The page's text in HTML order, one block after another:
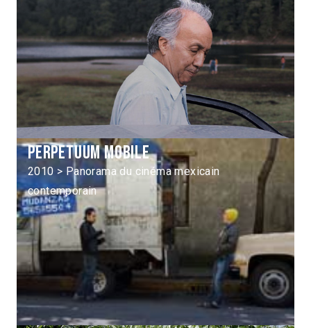
Perpetuum mobile
2010 > Panorama du cinéma mexicain
contemporain